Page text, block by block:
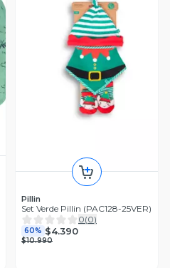
Pillin
Set Verde Pillin (PAC128-25VER)
0(0)
60% $4.390
$10.990